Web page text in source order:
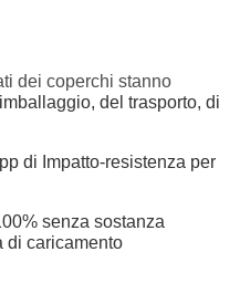
dei coperchi stanno
del trasporto, di
di Impatto-resistenza per
senza sostanza
di caricamento